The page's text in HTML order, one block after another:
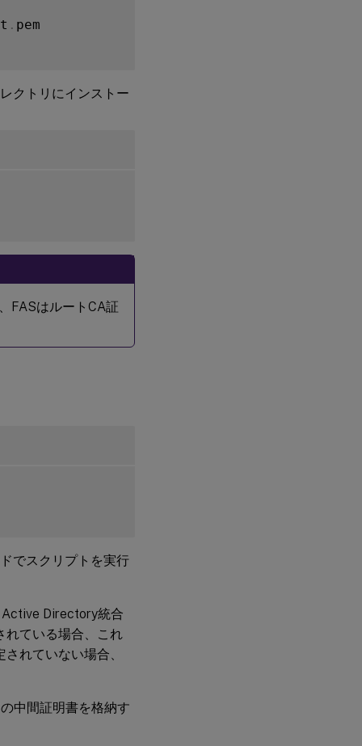
. pem
クトリにインストー
FASはルートCA証
でスクリプトを実行
Active Directory統合
れている場合、これ
されていない場合、
中間証明書を格納す